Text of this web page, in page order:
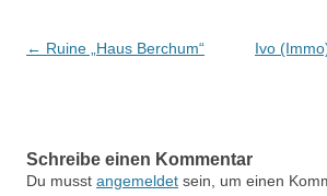
Beitragsnavigation
← Ruine „Haus Berchum“
Ivo
Schreibe einen Kommentar
Du musst angemeldet sein, um einen